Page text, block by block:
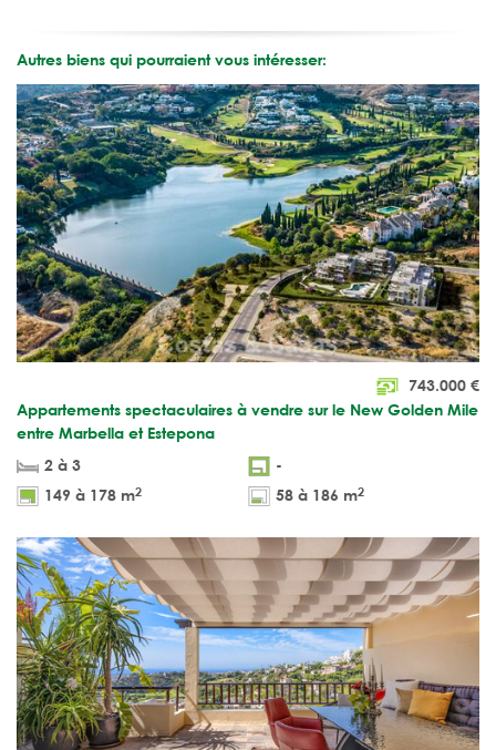
Autres biens qui pourraient vous intéresser:
743.000 €
Appartements spectaculaires à vendre sur le New Golden Mile
entre Marbella et Estepona
2 à 3
-
149 à 178 m2 58 à 186 m2